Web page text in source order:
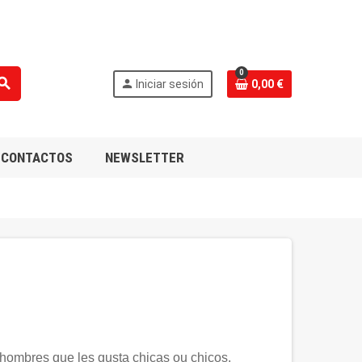
person Iniciar sesión
0
0,00 €
CONTACTOS NEWSLETTER
hombresque les gusta chicas ou chicos.